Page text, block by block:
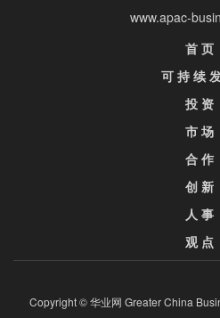
www.apac-
首 页
可 持 续
投 资
市 场
合 作
创 新
人 事
观 点
Copyright © 华业网 Greater China